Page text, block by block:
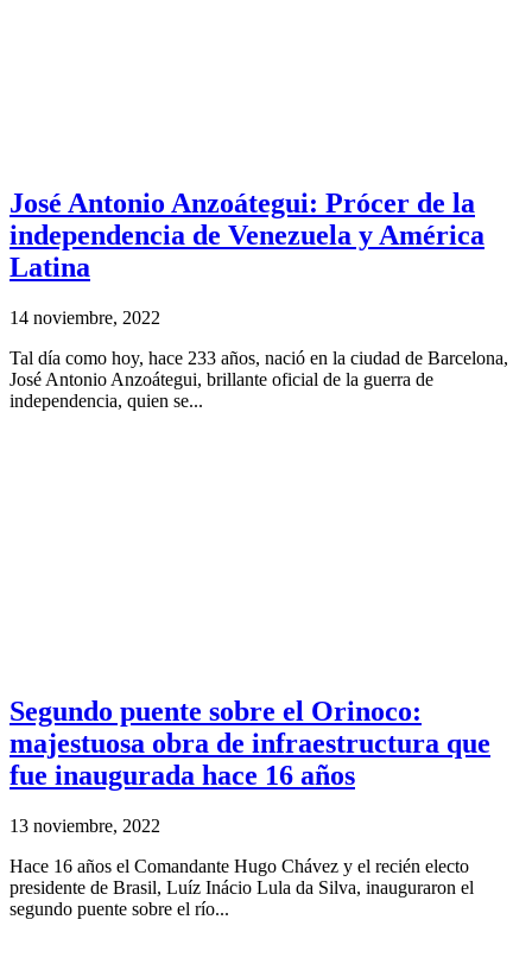
José Antonio Anzoátegui: Prócer de la
independencia de Venezuela y América
Latina
14 noviembre, 2022
Tal día como hoy, hace 233 años, nació en la ciudad de Barcelona,
José Antonio Anzoátegui, brillante oficial de la guerra de
independencia, quien se...
Segundo puente sobre el Orinoco:
majestuosa obra de infraestructura que
fue inaugurada hace 16 años
13 noviembre, 2022
Hace 16 años el Comandante Hugo Chávez y el recién electo
presidente de Brasil, Luíz Inácio Lula da Silva, inauguraron el
segundo puente sobre el río...